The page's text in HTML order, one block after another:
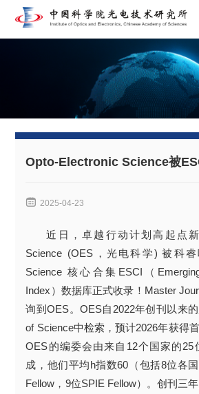
Opto-Electronic Science被
 2025-04-23
近日，卓越行动计划高起点新
Science (OES，光电科学) 被科
Science 核心合集ESCI（
Index）数据库正式收录！Master
询到OES。OES自2022年创刊以来
of Science中检索，预计2026年获得
OES的编委会由来自12个国家的25
成，他们平均h指数60（包括8位各
Fellow，9位SPIE Fellow）。创刊三